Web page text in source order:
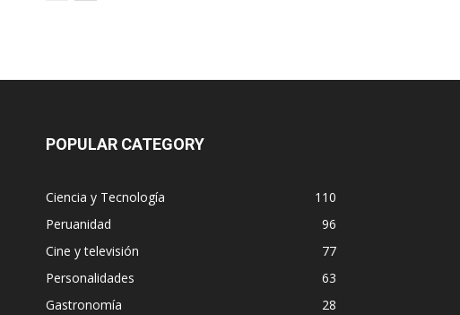
POPULAR CATEGORY
Ciencia y Tecnología
110
Peruanidad
96
Cine y televisión
77
Personalidades
63
Gastronomía
28